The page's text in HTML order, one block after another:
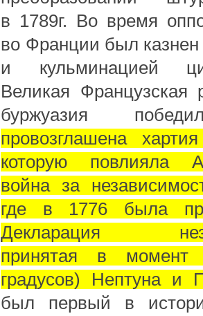
в 1789г. Во время
во Франции был
и кульминацией
Великая Французская
буржуазия
провозглашена
которую повлияла
война за
где в 1776 была
Декларация
принятая в момент
градусов) Нептуна и
был первый в